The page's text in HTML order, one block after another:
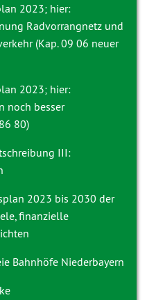
2023; hier:
Radvorrangnetz und
(Kap. 09 06 neuer
2023; hier:
noch besser
80)
III:
2023 bis 2030 der
finanzielle
Bahnhöfe Niederbayern